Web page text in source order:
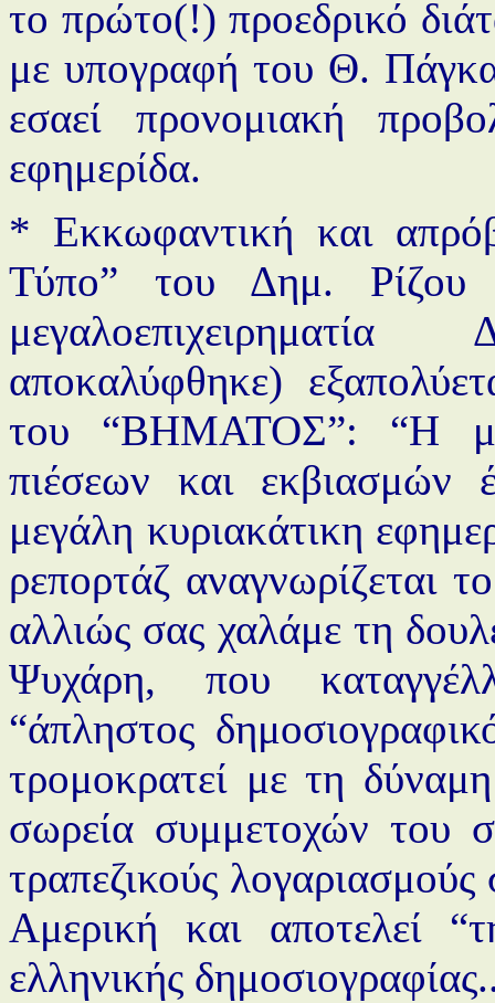
το πρώτο(!) προεδρικό
με υπογραφή του Θ.
εσαεί προνομιακή
εφημερίδα.
* Εκκωφαντική και
Τύπο” του Δημ.
αποκαλύφθηκε)
του “ΒΗΜΑΤΟΣ”: “Η
πιέσεων και εκβιασμών
μεγάλη κυριακάτικη
ρεπορτάζ αναγνωρίζεται
αλλιώς σας χαλάμε τη
Ψυχάρη, που
“άπληστος
τρομοκρατεί με τη
σωρεία συμμετοχών του σε
τραπεζικούς
Αμερική και αποτελεί
ελληνικής